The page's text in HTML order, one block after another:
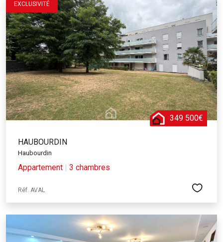
EXCLUSIVITÉ
349 500€
HAUBOURDIN
Haubourdin
Appartement | 3 chambres
Réf. AVAL